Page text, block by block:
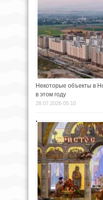
Некоторые объекты в
в этом году
28.07.2026 05:10